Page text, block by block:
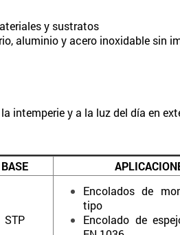
y sustratos
aluminio y acero inoxidable sin
intemperie y a la luz del día en
BASE
STP
Encolados de
tipo
Encolado de